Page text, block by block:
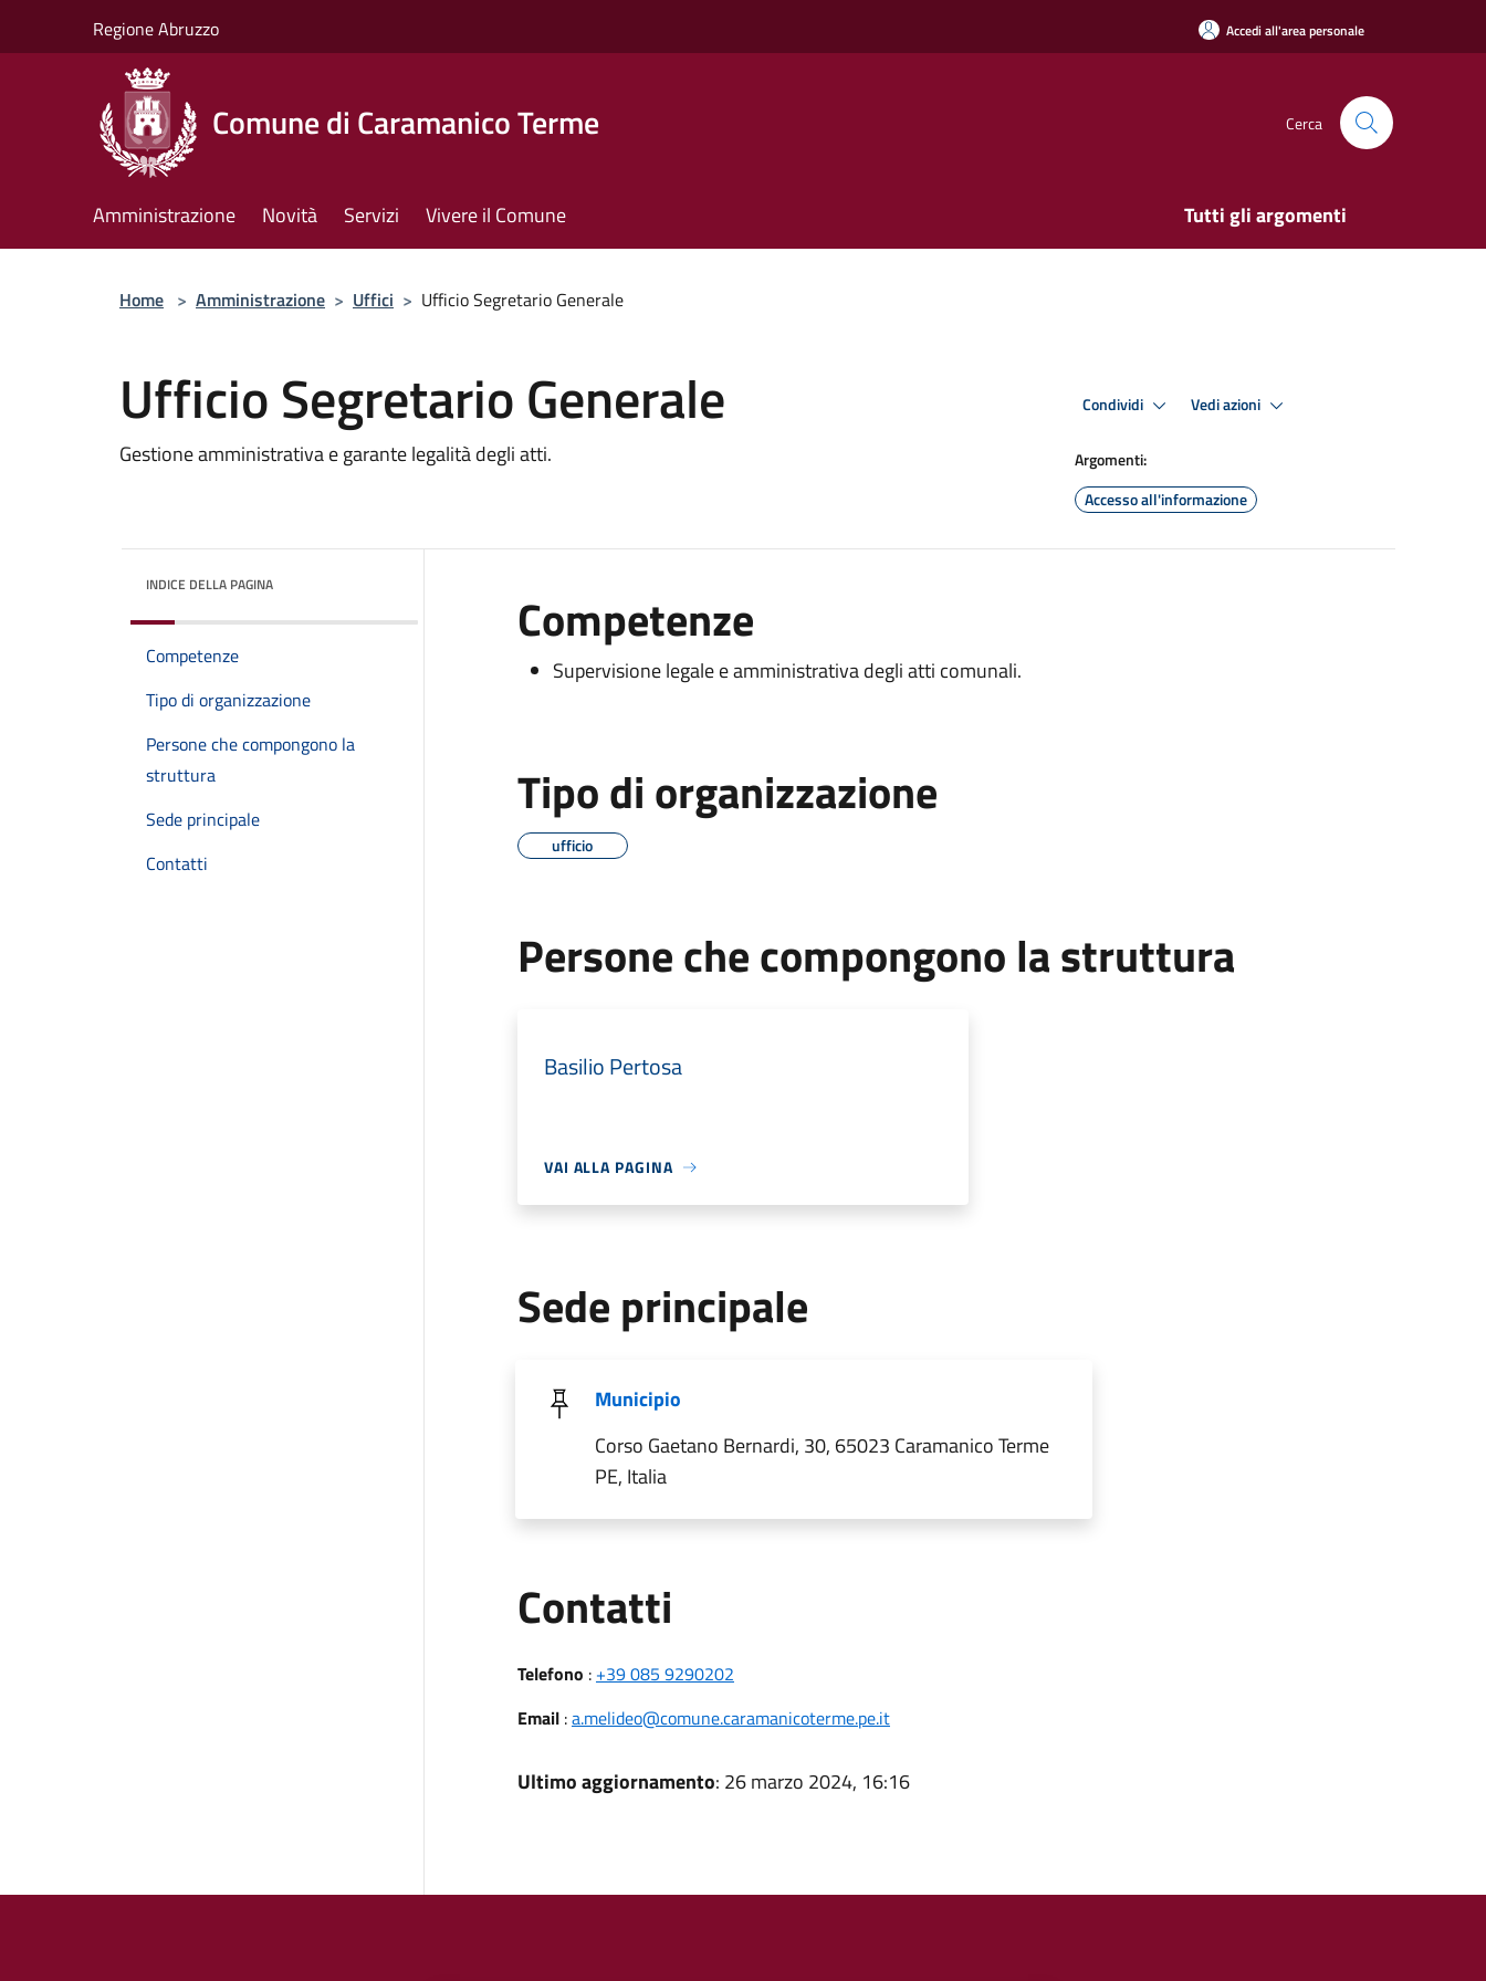
Regione Abruzzo Accedi all'area personale
Comune di Caramanico Terme Cerca
Amministrazione Novità Servizi Vivere il Comune Tutti gli argomenti
Home > Amministrazione > Uffici > Ufficio Segretario Generale
Ufficio Segretario Generale
Gestione amministrativa e garante legalità degli atti.
Condividi Vedi azioni
Argomenti:
Accesso all'informazione
INDICE DELLA PAGINA
Competenze
Tipo di organizzazione
Persone che compongono la
struttura
Sede principale
Contatti
Competenze
Supervisione legale e amministrativa degli atti comunali.
Tipo di organizzazione
ufficio
Persone che compongono la struttura
Basilio Pertosa
VAI ALLA PAGINA
Sede principale
Municipio
Corso Gaetano Bernardi, 30, 65023 Caramanico Terme
PE, Italia
Contatti
Telefono : +39 085 9290202
Email:a.melideo@comune.caramanicoterme.pe.it
Ultimo aggiornamento: 26 marzo 2024, 16:16